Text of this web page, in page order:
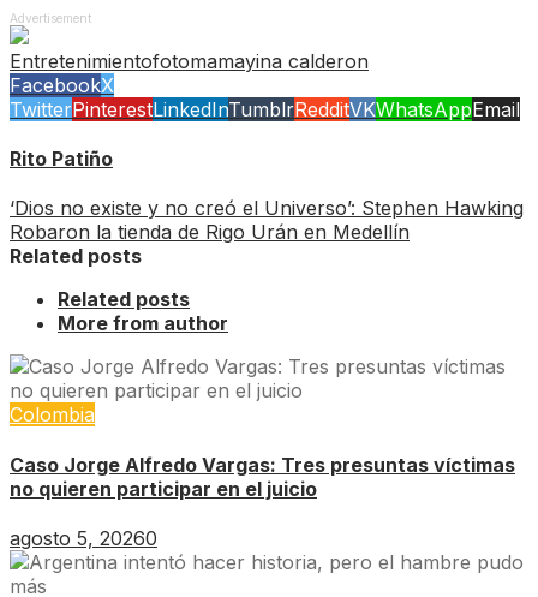
Advertisement
Entretenimientofotomamayina calderon
FacebookX
TwitterPinterestLinkedInTumblrRedditVKWhatsAppEmail
Rito Patiño
‘Dios no existe y no creó el Universo’: Stephen Hawking
Robaron la tienda de Rigo Urán en Medellín
Related posts
Related posts
More from author
Colombia
Caso Jorge Alfredo Vargas: Tres presuntas víctimas
no quieren participar en el juicio
agosto 5, 20260